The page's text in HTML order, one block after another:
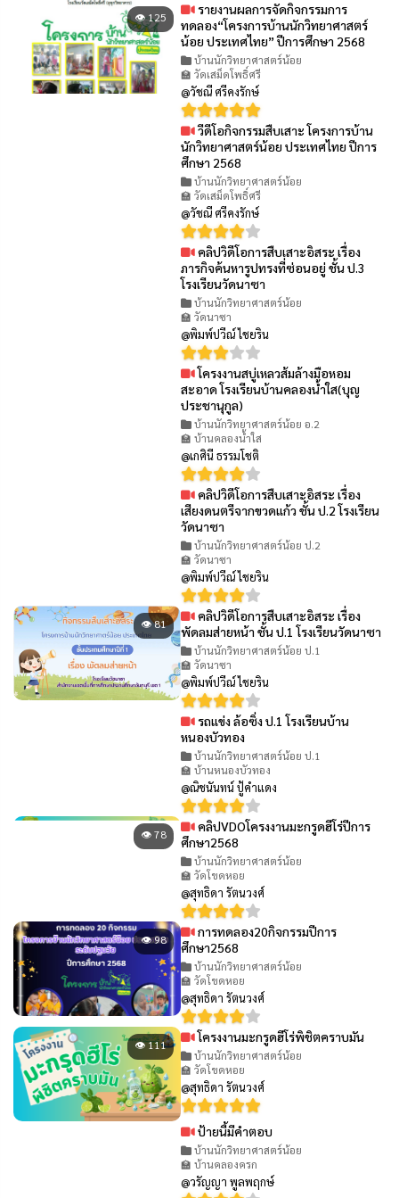
👁 125
รายงานผลการจัดกิจกรรมการ
ทดลอง“โครงการบ้านนักวิทยาศาสตร์
น้อย ประเทศไทย” ปีการศึกษา 2568
บ้านนักวิทยาศาสตร์น้อย
🏫 วัดเสม็ดโพธิ์ศรี
@วัชณี ศรีคงรักษ์
วีดีโอกิจกรรมสืบเสาะ โครงการบ้าน
นักวิทยาศาสตร์น้อย ประเทศไทย ปีการ
ศึกษา 2568
บ้านนักวิทยาศาสตร์น้อย
🏫 วัดเสม็ดโพธิ์ศรี
@วัชณี ศรีคงรักษ์
คลิปวิดีโอการสืบเสาะอิสระ เรื่อง
ภารกิจค้นหารูปทรงที่ซ่อนอยู่ ชั้น ป.3
โรงเรียนวัดนาซา
บ้านนักวิทยาศาสตร์น้อย
🏫 วัดนาซา
@พิมพ์ปวีณ์ ไชยริน
โครงงานสบู่เหลวส้มล้างมือหอม
สะอาด โรงเรียนบ้านคลองน้ำใส(บุญ
ประชานุกูล)
บ้านนักวิทยาศาสตร์น้อย อ.2
🏫 บ้านคลองน้ำใส
@เกศินี ธรรมโชติ
คลิปวิดีโอการสืบเสาะอิสระ เรื่อง
เสียงดนตรีจากขวดแก้ว ชั้น ป.2 โรงเรียน
วัดนาซา
บ้านนักวิทยาศาสตร์น้อย ป.2
🏫 วัดนาซา
@พิมพ์ปวีณ์ ไชยริน
👁 81
คลิปวิดีโอการสืบเสาะอิสระ เรื่อง
พัดลมส่ายหน้า ชั้น ป.1 โรงเรียนวัดนาซา
บ้านนักวิทยาศาสตร์น้อย ป.1
🏫 วัดนาซา
@พิมพ์ปวีณ์ ไชยริน
รถแข่ง ล้อซิ่ง ป.1 โรงเรียนบ้าน
หนองบัวทอง
บ้านนักวิทยาศาสตร์น้อย ป.1
🏫 บ้านหนองบัวทอง
@ณิชนันทน์ ปู้คำแดง
👁 78
คลิปVDOโครงงานมะกรูดฮีโร่ปีการ
ศึกษา2568
บ้านนักวิทยาศาสตร์น้อย
🏫 วัดโขดหอย
@สุทธิดา รัตนวงศ์
👁 98
การทดลอง20กิจกรรมปีการ
ศึกษา2568
บ้านนักวิทยาศาสตร์น้อย
🏫 วัดโขดหอย
@สุทธิดา รัตนวงศ์
👁 111 โครงงานมะกรูดฮีโร่พิชิตคราบมัน
บ้านนักวิทยาศาสตร์น้อย
🏫 วัดโขดหอย
@สุทธิดา รัตนวงศ์
ป้ายนี้มีคำตอบ
บ้านนักวิทยาศาสตร์น้อย
🏫 บ้านคลองครก
@วรัญญา พูลพฤกษ์